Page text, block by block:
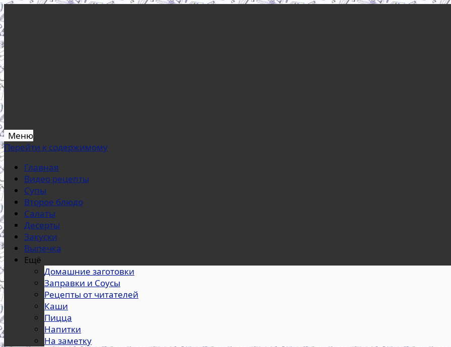
Меню
Перейти к содержимому
Главная
Видео рецепты
Супы
Второе блюдо
Салаты
Десерты
Закуски
Выпечка
Ещё
Домашние заготовки
Заправки и Соусы
Рецепты от читателей
Каши
Пицца
Напитки
На заметку